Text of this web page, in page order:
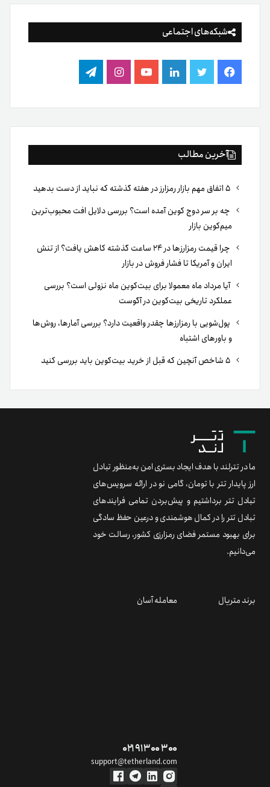
شبکه‌های اجتماعی
فیس
بوک
توییتر لینکدینیوتیوباینستاگرام
تلگرام
آخرین مطالب
چه بر سر دوج کوین آمده است؟ بررسی دلایل افت محبوب‌ترین
میم‌کوین بازار
چرا قیمت رمزارزها در ۲۴ ساعت گذشته کاهش یافت؟ از تنش
ایران و آمریکا تا فشار فروش در بازار
آیا مرداد ماه معمولا برای بیت‌کوین ماه نزولی است؟ بررسی
عملکرد تاریخی بیت‌کوین در آگوست
پول‌شویی با رمزارزها چقدر واقعیت دارد؟ بررسی آمارها، روش‌ها
و باورهای اشتباه
ما در تترلند با هدف ایجاد بستری امن به‌منظور تبادل
ارز پایدار تتر با تومان، گامی نو در ارائه سرویس‌های
تبادل تتر برداشتیم و پیش‌بردن تمامی فرایندهای
تبادل تتر را در کمال هوشمندی و درعین حفظ سادگی
برای بهبود مستمر فضای رمزارزی کشور، رسالت خود
می‌دانیم.
برند متریال معامله آسان
۰۲۱ ۹۱ ۳۰۰ ۳۰۰
support@tetherland.com